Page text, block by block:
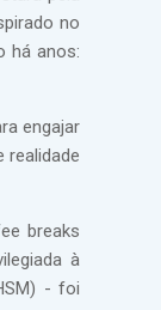
no
há anos:
engajar
realidade
breaks
à
- foi